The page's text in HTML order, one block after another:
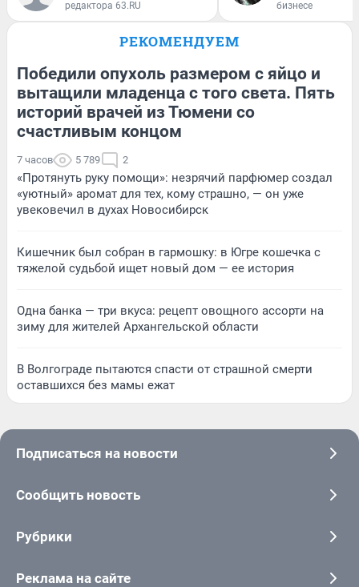
редактора 63.RU
бизнесе
РЕКОМЕНДУЕМ
Победили опухоль размером с яйцо и
вытащили младенца с того света. Пять
историй врачей из Тюмени со
счастливым концом
7 часов 5 789 2
«Протянуть руку помощи»: незрячий парфюмер создал
«уютный» аромат для тех, кому страшно, — он уже
увековечил в духах Новосибирск
Кишечник был собран в гармошку: в Югре кошечка с
тяжелой судьбой ищет новый дом — ее история
Одна банка — три вкуса: рецепт овощного ассорти на
зиму для жителей Архангельской области
В Волгограде пытаются спасти от страшной смерти
оставшихся без мамы ежат
Подписаться на новости
Сообщить новость
Рубрики
Реклама на сайте